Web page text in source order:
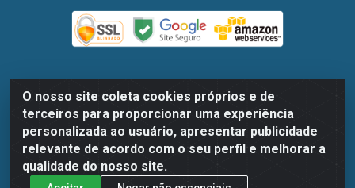
O nosso site coleta cookies próprios e de
terceiros para proporcionar uma experiência
personalizada ao usuário, apresentar publicidade
relevante de acordo com o seu perfil e melhorar a
qualidade do nosso site.
Dispan Distribuidora de Alimentos LTDA - Avenida
Marechal Mascarenhas De Moraes, 1048- Imbiribeira,
Recife/PE - CEP 51.170-000 - CNPJ 30.779.584/0003-78